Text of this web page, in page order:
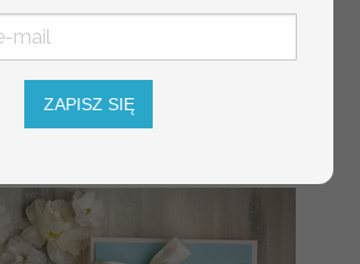
139.00 PLN/165.00 PLN
ZAPISZ SIĘ